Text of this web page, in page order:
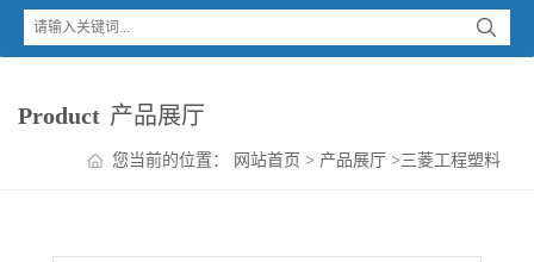
Product 产品展厅
您当前的位置： 网站首页 > 产品展厅 >三菱工程塑料